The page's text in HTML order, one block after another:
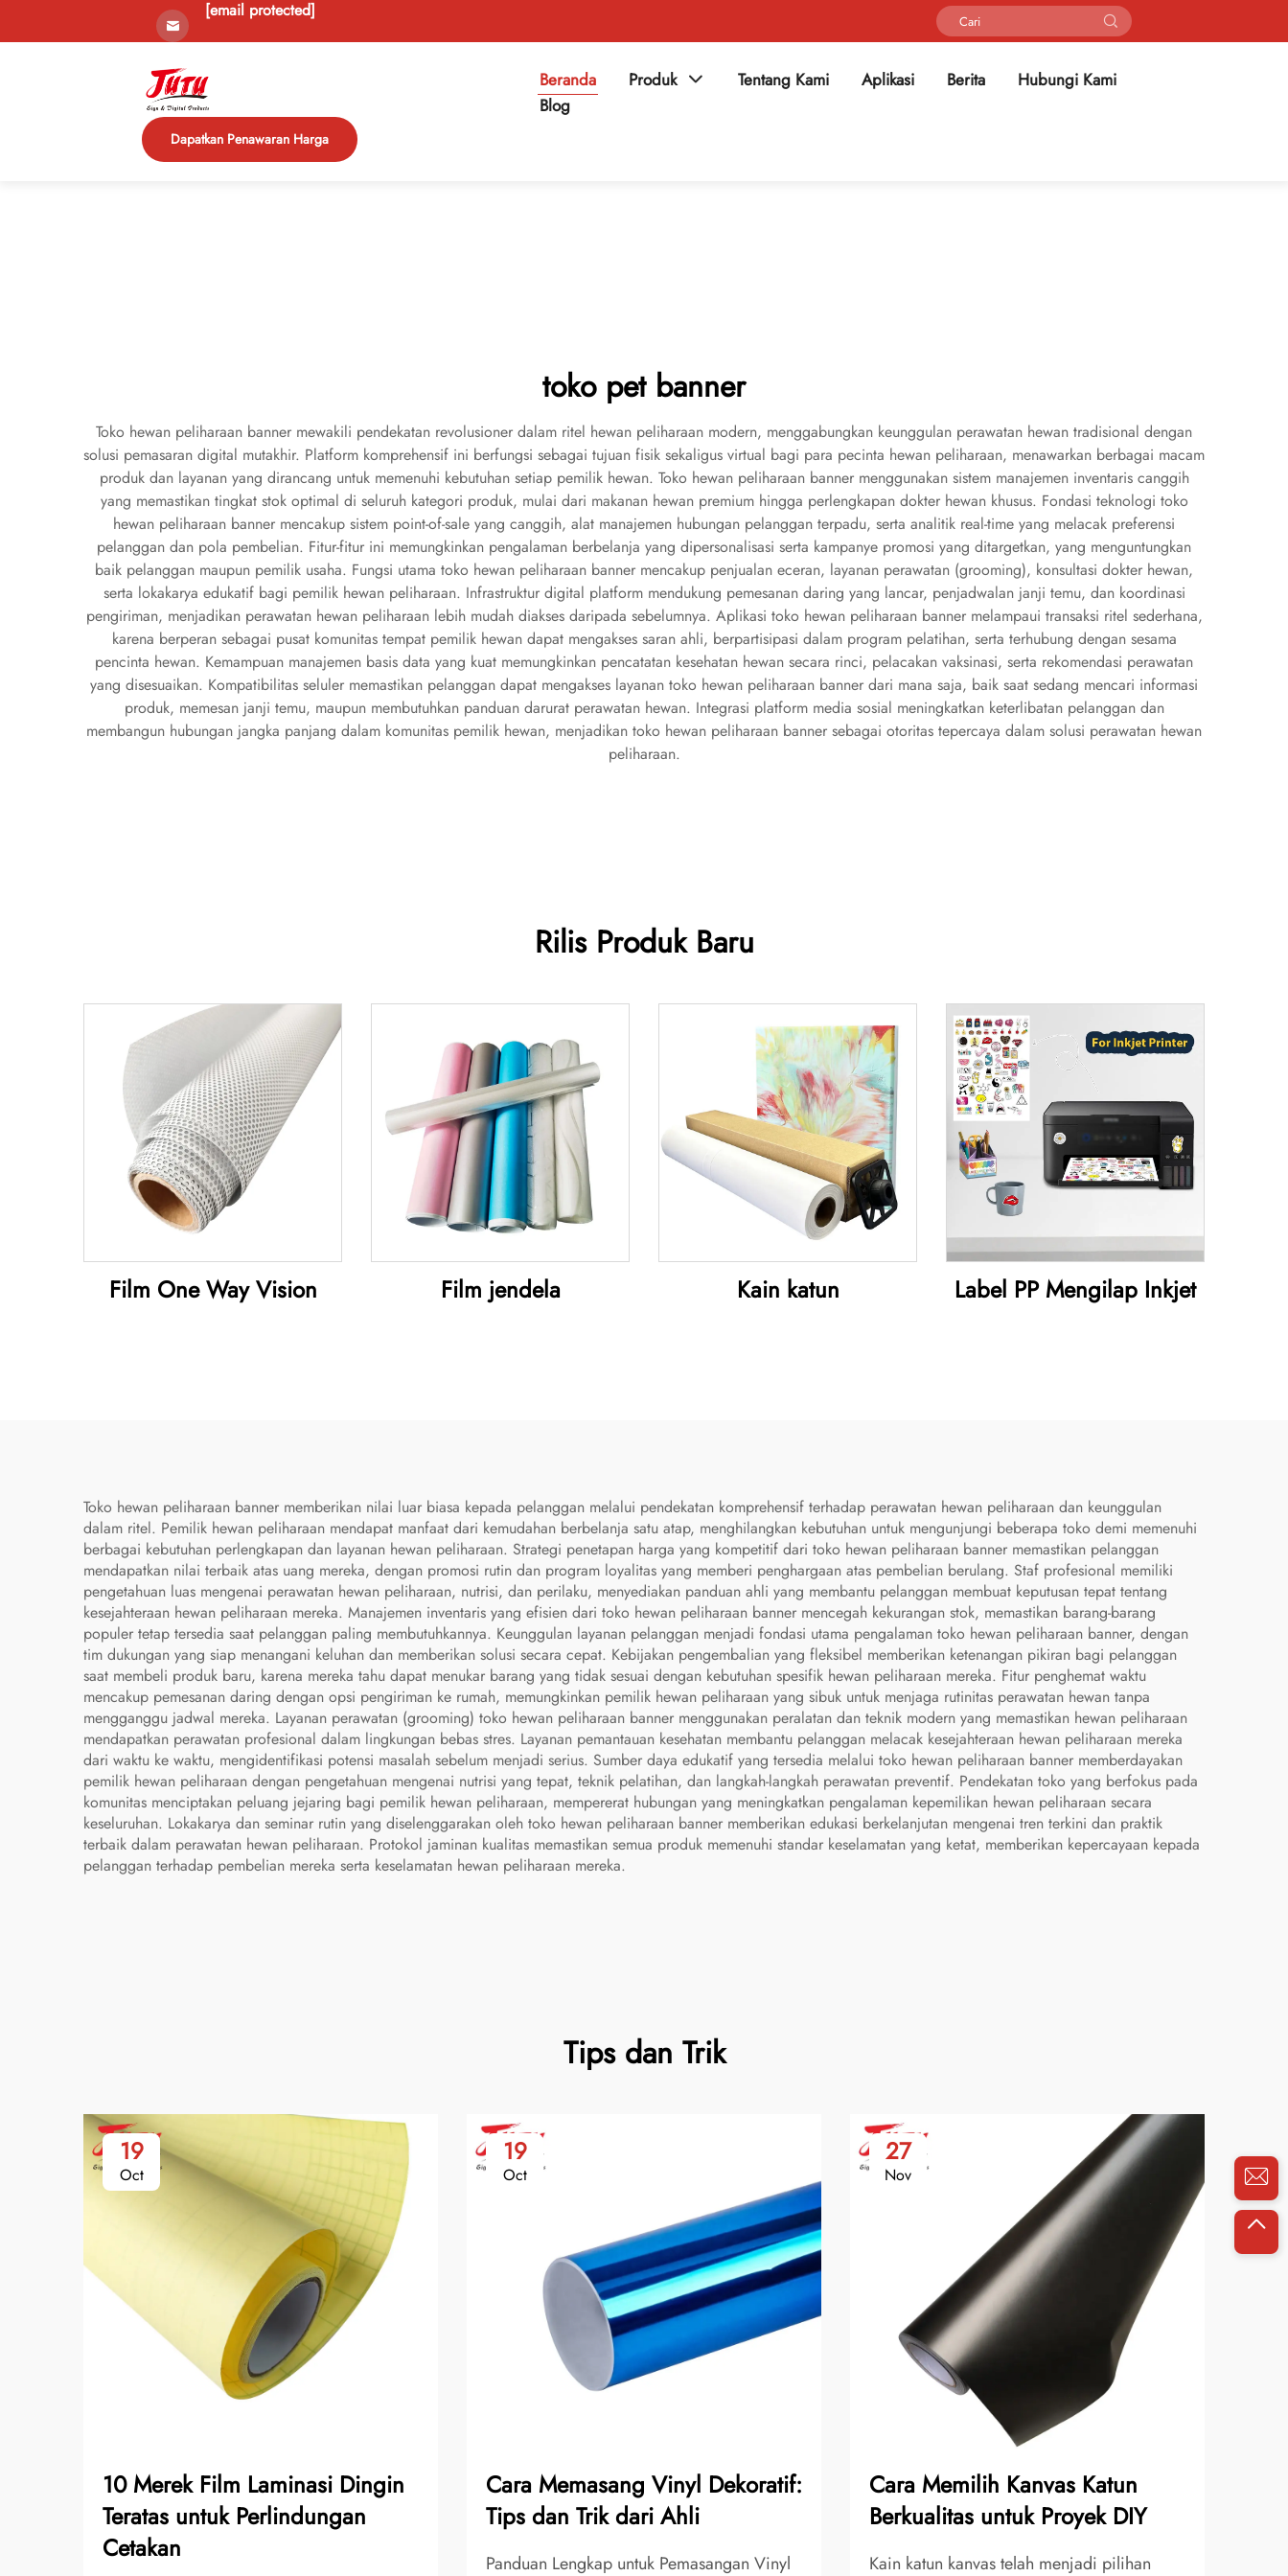
[email protected]
Beranda Produk Tentang Kami Aplikasi Berita
Hubungi Kami
Blog
Dapatkan Penawaran Harga
toko pet banner
Toko hewan peliharaan banner mewakili pendekatan revolusioner dalam ritel hewan peliharaan modern, menggabungkan keunggulan perawatan hewan tradisional dengan
solusi pemasaran digital mutakhir. Platform komprehensif ini berfungsi sebagai tujuan fisik sekaligus virtual bagi para pecinta hewan peliharaan, menawarkan berbagai macam
produk dan layanan yang dirancang untuk memenuhi kebutuhan setiap pemilik hewan. Toko hewan peliharaan banner menggunakan sistem manajemen inventaris canggih
yang memastikan tingkat stok optimal di seluruh kategori produk, mulai dari makanan hewan premium hingga perlengkapan dokter hewan khusus. Fondasi teknologi toko
hewan peliharaan banner mencakup sistem point-of-sale yang canggih, alat manajemen hubungan pelanggan terpadu, serta analitik real-time yang melacak preferensi
pelanggan dan pola pembelian. Fitur-fitur ini memungkinkan pengalaman berbelanja yang dipersonalisasi serta kampanye promosi yang ditargetkan, yang menguntungkan
baik pelanggan maupun pemilik usaha. Fungsi utama toko hewan peliharaan banner mencakup penjualan eceran, layanan perawatan (grooming), konsultasi dokter hewan,
serta lokakarya edukatif bagi pemilik hewan peliharaan. Infrastruktur digital platform mendukung pemesanan daring yang lancar, penjadwalan janji temu, dan koordinasi
pengiriman, menjadikan perawatan hewan peliharaan lebih mudah diakses daripada sebelumnya. Aplikasi toko hewan peliharaan banner melampaui transaksi ritel sederhana,
karena berperan sebagai pusat komunitas tempat pemilik hewan dapat mengakses saran ahli, berpartisipasi dalam program pelatihan, serta terhubung dengan sesama
pencinta hewan. Kemampuan manajemen basis data yang kuat memungkinkan pencatatan kesehatan hewan secara rinci, pelacakan vaksinasi, serta rekomendasi perawatan
yang disesuaikan. Kompatibilitas seluler memastikan pelanggan dapat mengakses layanan toko hewan peliharaan banner dari mana saja, baik saat sedang mencari informasi
produk, memesan janji temu, maupun membutuhkan panduan darurat perawatan hewan. Integrasi platform media sosial meningkatkan keterlibatan pelanggan dan
membangun hubungan jangka panjang dalam komunitas pemilik hewan, menjadikan toko hewan peliharaan banner sebagai otoritas tepercaya dalam solusi perawatan hewan
peliharaan.
Rilis Produk Baru
Film One Way Vision Film jendela Kain katun Label PP Mengilap Inkjet
Toko hewan peliharaan banner memberikan nilai luar biasa kepada pelanggan melalui pendekatan komprehensif terhadap perawatan hewan peliharaan dan keunggulan
dalam ritel. Pemilik hewan peliharaan mendapat manfaat dari kemudahan berbelanja satu atap, menghilangkan kebutuhan untuk mengunjungi beberapa toko demi memenuhi
berbagai kebutuhan perlengkapan dan layanan hewan peliharaan. Strategi penetapan harga yang kompetitif dari toko hewan peliharaan banner memastikan pelanggan
mendapatkan nilai terbaik atas uang mereka, dengan promosi rutin dan program loyalitas yang memberi penghargaan atas pembelian berulang. Staf profesional memiliki
pengetahuan luas mengenai perawatan hewan peliharaan, nutrisi, dan perilaku, menyediakan panduan ahli yang membantu pelanggan membuat keputusan tepat tentang
kesejahteraan hewan peliharaan mereka. Manajemen inventaris yang efisien dari toko hewan peliharaan banner mencegah kekurangan stok, memastikan barang-barang
populer tetap tersedia saat pelanggan paling membutuhkannya. Keunggulan layanan pelanggan menjadi fondasi utama pengalaman toko hewan peliharaan banner, dengan
tim dukungan yang siap menangani keluhan dan memberikan solusi secara cepat. Kebijakan pengembalian yang fleksibel memberikan ketenangan pikiran bagi pelanggan
saat membeli produk baru, karena mereka tahu dapat menukar barang yang tidak sesuai dengan kebutuhan spesifik hewan peliharaan mereka. Fitur penghemat waktu
mencakup pemesanan daring dengan opsi pengiriman ke rumah, memungkinkan pemilik hewan peliharaan yang sibuk untuk menjaga rutinitas perawatan hewan tanpa
mengganggu jadwal mereka. Layanan perawatan (grooming) toko hewan peliharaan banner menggunakan peralatan dan teknik modern yang memastikan hewan peliharaan
mendapatkan perawatan profesional dalam lingkungan bebas stres. Layanan pemantauan kesehatan membantu pelanggan melacak kesejahteraan hewan peliharaan mereka
dari waktu ke waktu, mengidentifikasi potensi masalah sebelum menjadi serius. Sumber daya edukatif yang tersedia melalui toko hewan peliharaan banner memberdayakan
pemilik hewan peliharaan dengan pengetahuan mengenai nutrisi yang tepat, teknik pelatihan, dan langkah-langkah perawatan preventif. Pendekatan toko yang berfokus pada
komunitas menciptakan peluang jejaring bagi pemilik hewan peliharaan, mempererat hubungan yang meningkatkan pengalaman kepemilikan hewan peliharaan secara
keseluruhan. Lokakarya dan seminar rutin yang diselenggarakan oleh toko hewan peliharaan banner memberikan edukasi berkelanjutan mengenai tren terkini dan praktik
terbaik dalam perawatan hewan peliharaan. Protokol jaminan kualitas memastikan semua produk memenuhi standar keselamatan yang ketat, memberikan kepercayaan kepada
pelanggan terhadap pembelian mereka serta keselamatan hewan peliharaan mereka.
Tips dan Trik
19
Oct
10 Merek Film Laminasi Dingin
Teratas untuk Perlindungan
Cetakan
19
Oct
Cara Memasang Vinyl Dekoratif:
Tips dan Trik dari Ahli
Panduan Lengkap untuk Pemasangan Vinyl
27
Nov
Cara Memilih Kanvas Katun
Berkualitas untuk Proyek DIY
Kain katun kanvas telah menjadi pilihan